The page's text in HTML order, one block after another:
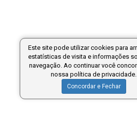
Este site pode utilizar cookies para
estatísticas de visita e informações
navegação. Ao continuar você
nossa política de privacidade.
Concordar e Fechar